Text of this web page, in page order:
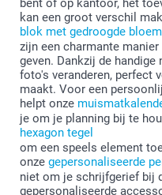
Luxe fotoprints
bent of op kantoor, het
kan een groot verschil
blok met gedroogde
zijn een charmante
geven. Dankzij de
foto's veranderen, perfect
maakt. Voor een
helpt onze
je om je planning bij te
hexagon tegel
om een speels element
onze gepersonaliseerde
niet om je schrijfgerief bij
gepersonaliseerde